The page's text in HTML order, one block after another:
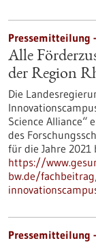
Pressemitteilung
Alle
der Region
Die
Science Alliance“
des
für die Jahre
https://
bw.de/
Pressemitteilung